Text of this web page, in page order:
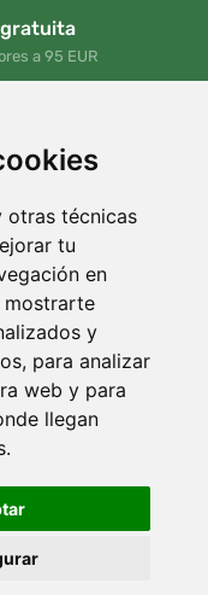
otras técnicas
tu
en
mostrarte
y
para analizar
web y para
llegan
gratuita
a 95 EUR
en cualquier momento
Leer más